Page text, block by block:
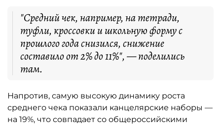
"Средний чек, например, на тетради,
туфли, кроссовки и школьную форму с
прошлого года снизился, снижение
составило от 2% до 11%", — поделились
там.
Напротив, самую высокую динамику роста
среднего чека показали канцелярские наборы —
на 19%, что совпадает со общероссийскими